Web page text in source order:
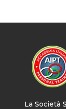
La Società